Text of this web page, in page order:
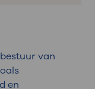
van
en